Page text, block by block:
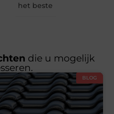
het beste
die u mogelijk
BLOG